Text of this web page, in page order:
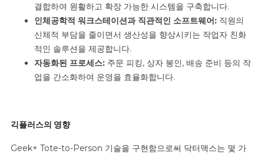
결합하여 원활하고 확장 가능한 시스템을 구축합니다.
인체공학적 워크스테이션과 직관적인 소프트웨어: 직원의
신체적 부담을 줄이면서 생산성을 향상시키는 작업자 친화
적인 솔루션을 제공합니다.
자동화된 프로세스: 주문 피킹, 상자 봉인, 배송 준비 등의 작
업을 간소화하여 운영을 효율화합니다.
긱플러스의 영향
Geek+ Tote-to-Person 기술을 구현함으로써 닥터맥스는 몇 가